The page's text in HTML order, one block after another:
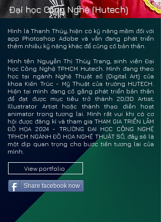
Đại học Công Nghệ (Hutech)
Mình là Thanh Thúy, hiện có kỹ năng mềm đối với
app Photoshop Adobe và vẫn đang phát triển
thêm nhiều kỹ năng khác để củng cố bản thân.
Mình tên Nguyễn Thị Thùy Trang, sinh viên Đại
học Công Nghệ TP.HCM Hutech. Mình đang theo
học tại ngành Nghệ Thuật số (Digital Art) của
khoa Kiến Trúc - Mỹ Thuật của trường HUTECH.
Hiện tại mình đang cố gắng phát triển bản thân
để đạt được mục tiêu trở thành 2D/3D Artist,
Illustrator Artist hoặc thành thạo diễn hoạt
animator trong tương lai. Mình rất vui khi có cơ
hội được đăng kí và tham gia THAM GIA TRIỂN LÃM
ĐỒ HỌA 2024 - TRƯỜNG ĐẠI HỌC CÔNG NGHỆ
TP.HCM NGÀNH ĐỒ HỌA NGHỆ THUẬT SỐ, đây sẽ là
một dịp quan trọng cho bước tiến tương lai của
mình.
View portfolio
Share facebook now